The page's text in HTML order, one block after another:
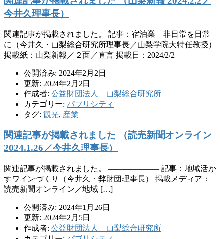
今井久理事長）
関連記事が掲載されました。 記事：宿泊業 非日常を日常
に（今井久・山梨総合研究所理事長／山梨学院大特任教授）
掲載紙：山梨新報／２面／直言 掲載日：2024/2/2
公開済み: 2024年2月2日
更新: 2024年2月2日
作成者: 公益財団法人 山梨総合研究所
カテゴリー: パブリシティ
タグ: 観光, 産業
関連記事が掲載されました （読売新聞オンライン
2024.1.26／今井久理事長）
関連記事が掲載されました。 ——————– 記事：地域活か
すワインづくり（今井久・弊財団理事長） 掲載メディア：
読売新聞オンライン／地域 […]
公開済み: 2024年1月26日
更新: 2024年2月5日
作成者: 公益財団法人 山梨総合研究所